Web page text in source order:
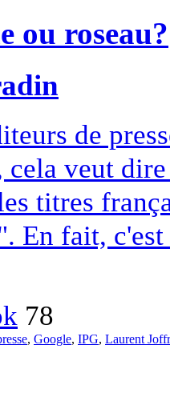
ou roseau?
de
cela veut
titres
En fait,
78
, Google, IPG, Laurent